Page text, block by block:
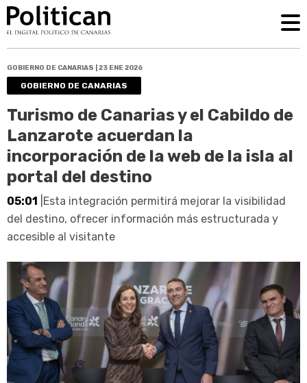
GOBIERNO DE CANARIAS | 23 ENE 2026
GOBIERNO DE CANARIAS
Turismo de Canarias y el Cabildo de
Lanzarote acuerdan la
incorporación de la web de la isla al
portal del destino
05:01 |Esta integración permitirá mejorar la visibilidad
del destino, ofrecer información más estructurada y
accesible al visitante